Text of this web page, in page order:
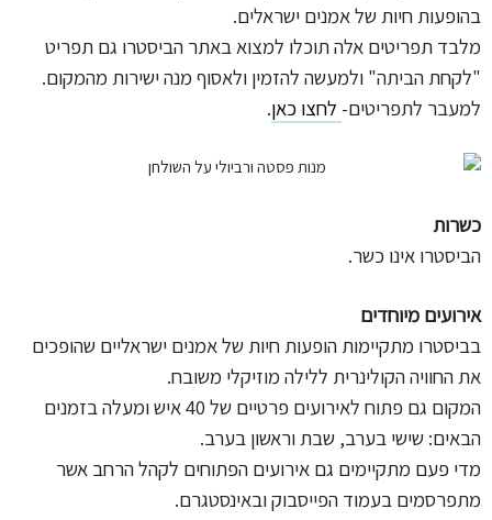
בהופעות חיות של אמנים ישראלים.
מלבד תפריטים אלה תוכלו למצוא באתר הביסטרו גם תפריט
"לקחת הביתה" ולמעשה להזמין ולאסוף מנה ישירות מהמקום.
למעבר לתפריטים- לחצו כאן.
כשרות
הביסטרו אינו כשר.
אירועים מיוחדים
בביסטרו מתקיימות הופעות חיות של אמנים ישראליים שהופכים
את החוויה הקולינרית ללילה מוזיקלי משובח.
המקום גם פתוח לאירועים פרטיים של 40 איש ומעלה בזמנים
הבאים: שישי בערב, שבת וראשון בערב.
מדי פעם מתקיימים גם אירועים הפתוחים לקהל הרחב אשר
מתפרסמים בעמוד הפייסבוק ובאינסטגרם.